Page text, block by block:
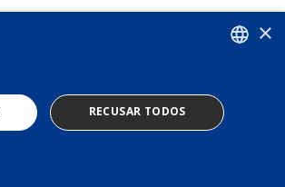
ENGLISH
×
RECUSAR TODOS